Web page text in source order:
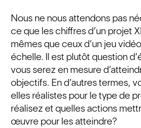
Nous ne nous attendons pas
ce que les chiffres d’un projet
mêmes que ceux d’un jeu
échelle. Il est plutôt question
vous serez en mesure
objectifs. En d’autres termes,
elles réalistes pour le type de
réalisez et quelles actions
œuvre pour les atteindre?